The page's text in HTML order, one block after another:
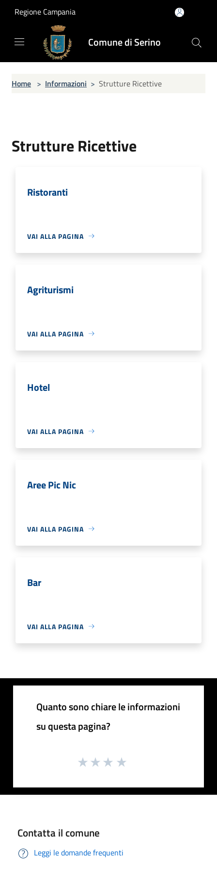
Regione Campania
Comune di Serino
Home > Informazioni > Strutture Ricettive
Strutture Ricettive
Ristoranti
VAI ALLA PAGINA
Agriturismi
VAI ALLA PAGINA
Hotel
VAI ALLA PAGINA
Aree Pic Nic
VAI ALLA PAGINA
Bar
VAI ALLA PAGINA
Quanto sono chiare le informazioni
su questa pagina?
Contatta il comune
Leggi le domande frequenti